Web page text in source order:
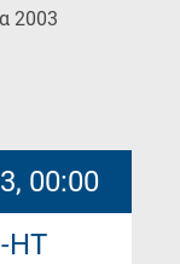
2003(Current
00:00
HT